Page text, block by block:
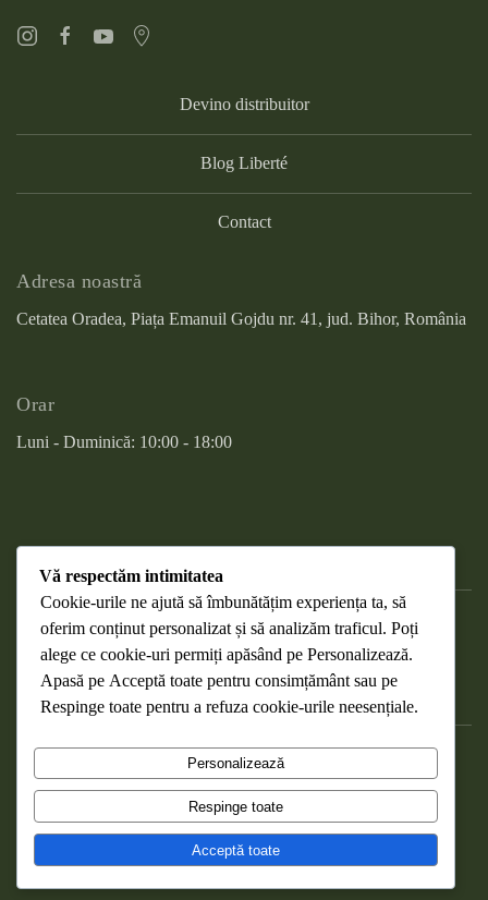
Devino distribuitor
Blog Liberté
Contact
Adresa noastră
Cetatea Oradea, Piața Emanuil Gojdu nr. 41, jud. Bihor, România
Orar
Luni - Duminică: 10:00 - 18:00
DESPRE COOKIES
RETURNAREA PRODUSELOR
WEBMAIL
POLITICA DE CONFIDENȚIALITATE
TERMENI ȘI CONDIȚII
Copyright Nucela Verde ©2026. Toate drepturile rezervate .
NRGO Web Design team.
Vă respectăm intimitatea
Cookie-urile ne ajută să îmbunătățim experiența ta, să
oferim conținut personalizat și să analizăm traficul. Poți
alege ce cookie-uri permiți apăsând pe Personalizează.
Apasă pe Acceptă toate pentru consimțământ sau pe
Respinge toate pentru a refuza cookie-urile neesențiale.
Personalizează
Respinge toate
Acceptă toate